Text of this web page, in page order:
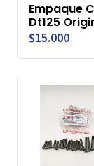
Empaque
Dt125
$15.000